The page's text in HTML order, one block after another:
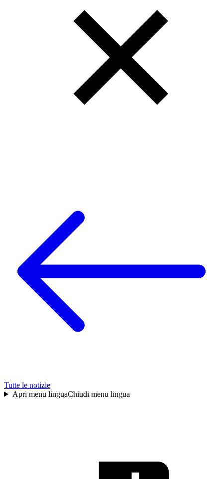
Tutte le notizie
Apri menu linguaChiudi menu lingua